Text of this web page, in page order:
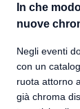
In che
nuove
Negli eventi
con un
ruota attorno
già chroma